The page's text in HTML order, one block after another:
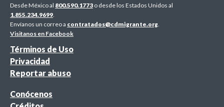
i
v
a
Desde México al 800.590.1773 o desde los Estados Unidos al
1.855.234.9699
Envíanos un correo a contratados@cdmigrante.org
Visitanos en Facebook
Términos de Uso
Privacidad
Reportar abuso
Conócenos